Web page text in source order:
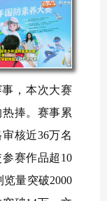
，本次大赛
捧。赛事累
核近36万名
赛作品超10
量突破2000